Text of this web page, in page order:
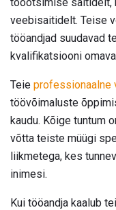
veebisaitidelt. Teise
tööandjad suudavad
kvalifikatsiooni
Teie professionaalne
töövõimaluste
kaudu. Kõige tuntum
võtta teiste müügi
liikmetega, kes
inimesi.
Kui tööandja kaalub